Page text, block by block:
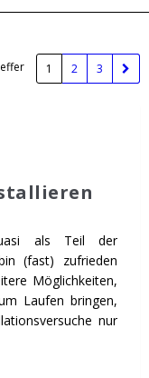
1 2 3
als Teil der
(fast) zufrieden
Möglichkeiten,
Laufen bringen,
nur